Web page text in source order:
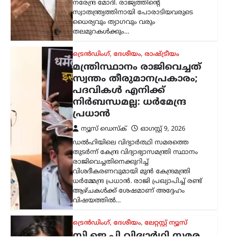
തുടർന്ന് കേന്ദ്ര വിദ്യാഭ്യാസമന്ത്രി സ്ഥാനം
രാജിവെച്ചതിനെക്കുറിച്ച്
വിശദീകരണവുമായി മുൻ കേന്ദ്രമന്ത്രി
ധർമ്മേന്ദ്ര പ്രധാൻ. രാജി പ്രഖ്യാപിച്ച് രണ്ട്
വിഷയത്തിൽ…
ട്രെൻഡിംഗ്,ദേശീയം,ലേറ്റസ്റ്റ് ന്യൂസ്
സി.ജെ.പി വിദ്യാർഥി സമര
റീലുകൾ
അപ്രത്യക്ഷമാകുന്നു;
രാഷ്ട്രീയ പ്രേരിത
നടപടിയെന്ന് ആരോപണം
ന്യൂസ് ഡെസ്ക്
ഓഗസ്റ്റ്‌ 9, 2026
മുൻ വിദ്യാഭ്യാസ മന്ത്രി ധർമേന്ദ്ര പ്രധന്റെ
രാജി ആവശ്യപ്പെട്ട് സിജെപി സംഘടിപ്പിച്ച
സമരത്തിന്റെ ദൃശ്യങ്ങൾ ഇൻസ്റ്റഗ്രാം
ഉൾപ്പെടെയുള്ള സമൂഹമാധ്യമ
പ്ലാറ്റ്ഫോമുകളിൽ നിന്ന് നീക്കം
ശക്തമാകുന്നു.…